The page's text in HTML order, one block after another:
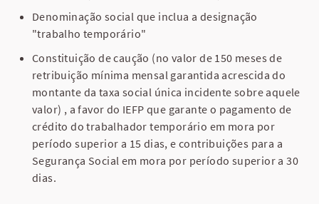
Denominação social que inclua a designação
"trabalho temporário"
Constituição de caução (no valor de 150 meses de
retribuição mínima mensal garantida acrescida do
montante da taxa social única incidente sobre aquele
valor) , a favor do IEFP que garante o pagamento de
crédito do trabalhador temporário em mora por
período superior a 15 dias, e contribuições para a
Segurança Social em mora por período superior a 30
dias.